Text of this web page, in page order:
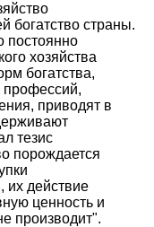
богатство страны.
постоянно
хозяйства
богатства,
профессий,
приводят в
тезис
порождается
их действие
ценность и
производит".